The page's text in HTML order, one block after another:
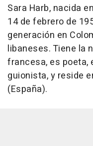
Sara Harb, nacida
14 de febrero de
generación en
libaneses. Tiene la
francesa, es poeta,
guionista, y reside
(España).